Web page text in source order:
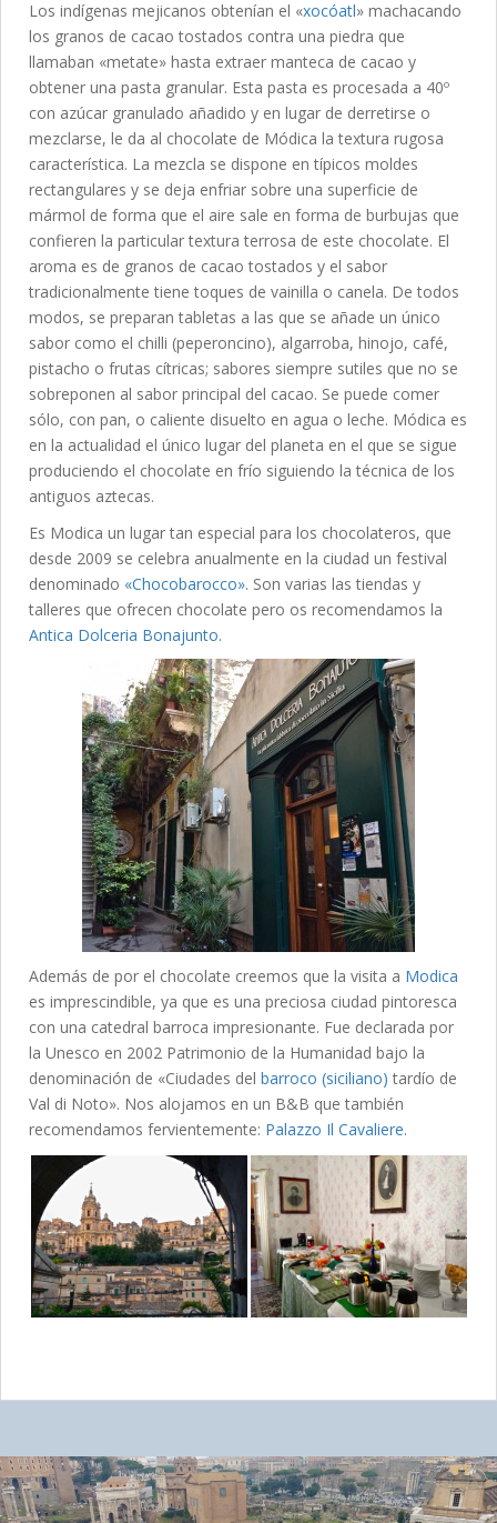
Los indígenas mejicanos obtenían el «xocóatl» machacando
los granos de cacao tostados contra una piedra que
llamaban «metate» hasta extraer manteca de cacao y
obtener una pasta granular. Esta pasta es procesada a 40º
con azúcar granulado añadido y en lugar de derretirse o
mezclarse, le da al chocolate de Módica la textura rugosa
característica. La mezcla se dispone en típicos moldes
rectangulares y se deja enfriar sobre una superficie de
mármol de forma que el aire sale en forma de burbujas que
confieren la particular textura terrosa de este chocolate. El
aroma es de granos de cacao tostados y el sabor
tradicionalmente tiene toques de vainilla o canela. De todos
modos, se preparan tabletas a las que se añade un único
sabor como el chilli (peperoncino), algarroba, hinojo, café,
pistacho o frutas cítricas; sabores siempre sutiles que no se
sobreponen al sabor principal del cacao. Se puede comer
sólo, con pan, o caliente disuelto en agua o leche. Módica es
en la actualidad el único lugar del planeta en el que se sigue
produciendo el chocolate en frío siguiendo la técnica de los
antiguos aztecas.
Es Modica un lugar tan especial para los chocolateros, que
desde 2009 se celebra anualmente en la ciudad un festival
denominado «Chocobarocco». Son varias las tiendas y
talleres que ofrecen chocolate pero os recomendamos la
Antica Dolceria Bonajunto.
Además de por el chocolate creemos que la visita a Modica
es imprescindible, ya que es una preciosa ciudad pintoresca
con una catedral barroca impresionante. Fue declarada por
la Unesco en 2002 Patrimonio de la Humanidad bajo la
denominación de «Ciudades del barroco (siciliano) tardío de
Val di Noto». Nos alojamos en un B&B que también
recomendamos fervientemente: Palazzo Il Cavaliere.